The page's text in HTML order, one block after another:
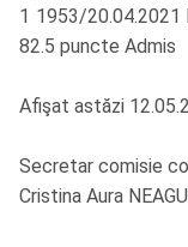
1 1953/
82.5 puncte Admis
Afişat astăzi
Secretar comisie
Cristina Aura NEAGU